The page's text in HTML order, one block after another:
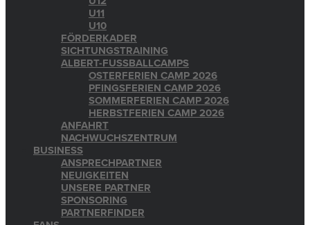
U11
U10
FÖRDERKADER
SICHTUNGSTRAINING
ALBERT-FUSSBALLCAMPS
OSTERFERIEN CAMP 2026
PFINGSFERIEN CAMP 2026
SOMMERFERIEN CAMP 2026
HERBSTFERIEN CAMP 2026
ANFAHRT
NACHWUCHSZENTRUM
BUSINESS
ANSPRECHPARTNER
NEUIGKEITEN
UNSERE PARTNER
SPONSORING
PARTNERFINDER